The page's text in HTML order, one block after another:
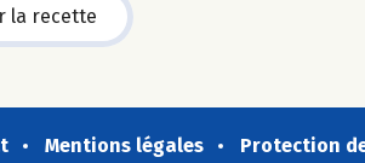
la recette
Mentions légales Protection